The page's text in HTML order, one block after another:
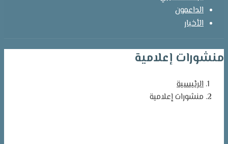
الداعمون
الأخبار
منشورات إعلامية
الرئيسية
منشورات إعلامية